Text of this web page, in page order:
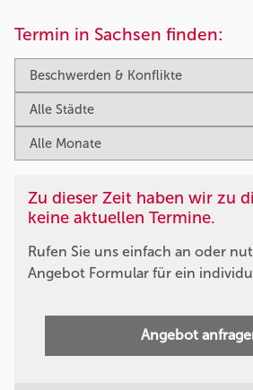
Termin in Sachsen finden:
Zu dieser Zeit haben wir zu
keine aktuellen Termine.
Rufen Sie uns einfach an oder
Angebot Formular für ein
Angebot